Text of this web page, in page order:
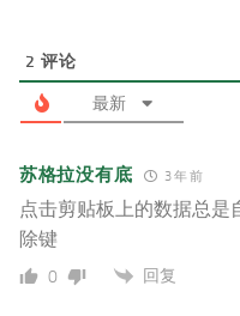
2 评论
最新
苏格拉没有底 3 年 前
点击剪贴板上的数据总是
除键
0 回复